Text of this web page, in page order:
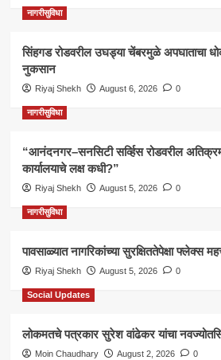
नागरीसुविधा
सिंहगड रोडवरील उघड्या चेंबरमुळे अपघाताचा
नुकसान
Riyaj Shekh August 6, 2026 0
नागरीसुविधा
“आनंदनगर–सनसिटी सर्व्हिस रोडवरील
कार्यालयाचे लक्ष कधी?”
Riyaj Shekh August 5, 2026 0
नागरीसुविधा
पावसाळ्यात नागरिकांच्या सुरक्षिततेपेक्षा फ्लेक्स
Riyaj Shekh August 5, 2026 0
Social Updates
लोकमतचे पत्रकार सुरेश वांढेकर यांचा
Moin Chaudhary August 2, 2026 0